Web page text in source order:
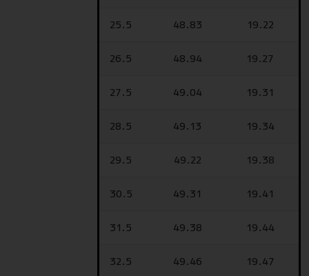
19.22
48.83
25.5
19.27
48.94
26.5
19.31
49.04
27.5
19.34
49.13
28.5
19.38
49.22
29.5
19.41
49.31
30.5
19.44
49.38
31.5
19.47
49.46
32.5